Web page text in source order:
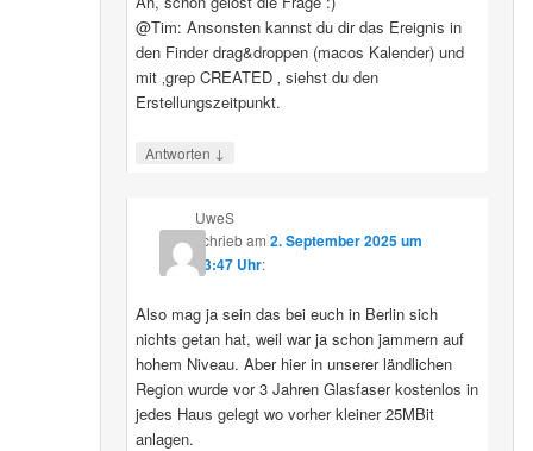
@Tim: Ansonsten kannst du dir das Ereignis in
den Finder drag&droppen (macos Kalender) und
mit ‚grep CREATED ‚ siehst du den
Erstellungszeitpunkt.
Antworten ↓
UweS
schriebam 2. September 2025 um
13:47 Uhr:
Also mag ja sein das bei euch in Berlin sich
nichts getan hat, weil war ja schon jammern auf
hohem Niveau. Aber hier in unserer ländlichen
Region wurde vor 3 Jahren Glasfaser kostenlos in
jedes Haus gelegt wo vorher kleiner 25MBit
anlagen.